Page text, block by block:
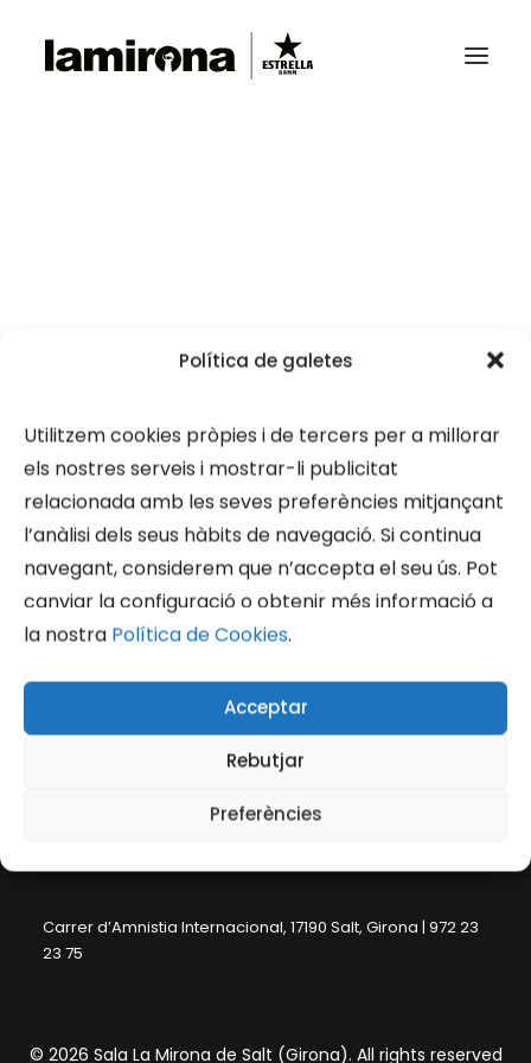
Política de galetes
Utilitzem cookies pròpies i de tercers per a millorar
els nostres serveis i mostrar-li publicitat
relacionada amb les seves preferències mitjançant
l’anàlisi dels seus hàbits de navegació. Si continua
navegant, considerem que n’accepta el seu ús. Pot
canviar la configuració o obtenir més informació a
la nostra Política de Cookies.
Acceptar
Rebutjar
Preferències
Carrer d’Amnistia Internacional, 17190 Salt, Girona | 972 23
23 75
© 2026 Sala La Mirona de Salt (Girona). All rights reserved